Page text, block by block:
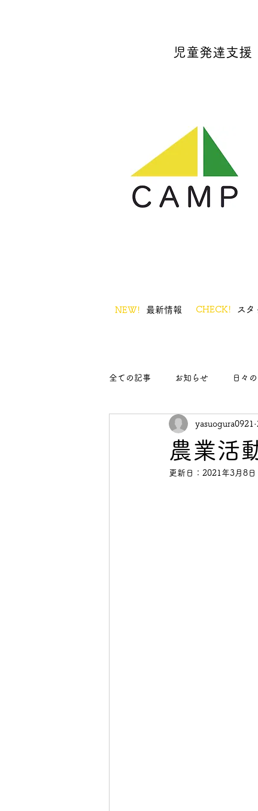
児童発達支
NEW! 最新情報 CHECK! スタ
全ての記事 お知らせ 日々
農業活
yasuogura0921
更新日： 2021年3月8日